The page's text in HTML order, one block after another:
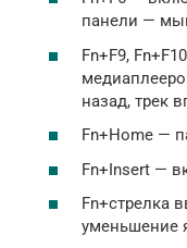
панели —
Fn+F9,
назад, трек
Fn+Home —
Fn+Insert —
Fn+стрелка
уменьшение